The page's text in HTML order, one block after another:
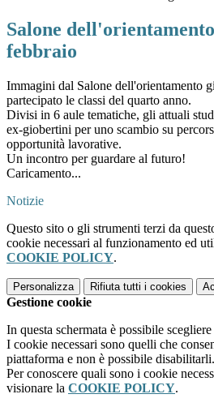
Salone
febbraio
Immagini dal Salone dell'orientamento
partecipato le classi del quarto anno.
Divisi in 6 aule tematiche, gli attuali
ex-giobertini per uno scambio su
opportunità lavorative.
Un incontro per guardare al futuro!
Caricamento...
Notizie
Questo sito o gli strumenti terzi da
cookie necessari al funzionamento ed
COOKIE POLICY.
Personalizza Rifiuta tutti i cookies
Gestione cookie
In questa schermata è possibile
I cookie necessari sono quelli che
piattaforma e non è possibile disabilitarli.
Per conoscere quali sono i cookie
visionare la COOKIE POLICY.